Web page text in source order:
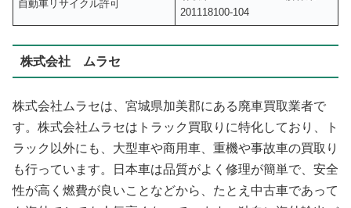
自動車リサイクル許可
201118100-104
株式会社 ムラセ
株式会社ムラセは、宮城県加美郡にある廃車買取業者で
す。株式会社ムラセはトラック買取りに特化しており、ト
ラック以外にも、大型車や商用車、重機や事故車の買取り
も行っています。日本車は品質がよく修理が簡単で、安全
性が高く燃費が良いことなどから、たとえ中古車であって